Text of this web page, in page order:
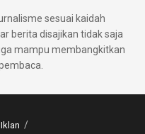
sesuai kaidah
berita disajikan tidak saja
mampu membangkitkan